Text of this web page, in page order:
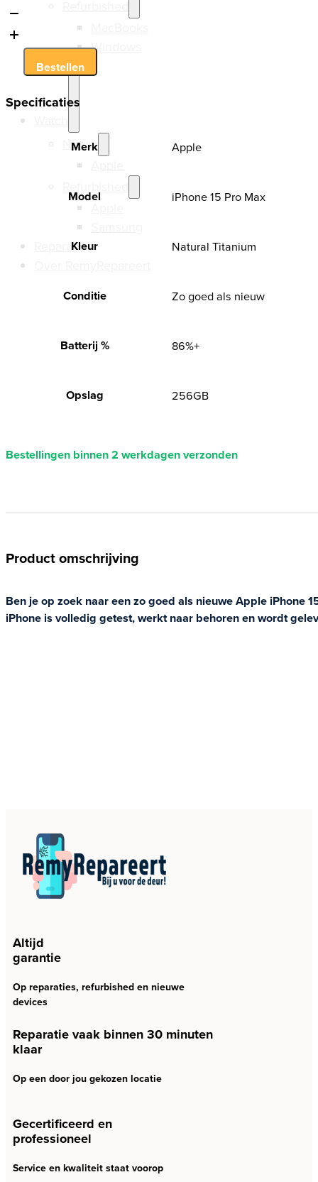
Windows
Nieuw
Reparatie
iPhone
15
256GB
Natural
Titanium
Bestellen
Specificaties
Merk Apple
Model iPhone 15 Pro Max
Kleur Natural Titanium
Conditie Zo goed als nieuw
Batterij % 86%+
Opslag 256GB
Bestellingen binnen 2 werkdagen verzonden
Product omschrijving
Ben je op zoek naar een zo goed als nieuwe Apple iPhone
iPhone is volledig getest, werkt naar behoren en wordt
Altijd
garantie
Op reparaties, refurbished en nieuwe
devices
Reparatie vaak binnen 30 minuten
klaar
Op een door jou gekozen locatie
Gecertificeerd en
professioneel
Service en kwaliteit staat voorop